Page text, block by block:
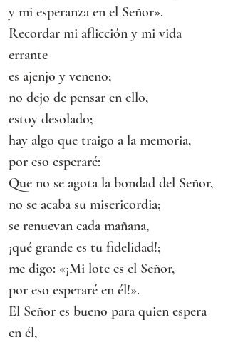
y mi esperanza en el Señor».
Recordar mi aflicción y mi vida
errante
es ajenjo y veneno;
no dejo de pensar en ello,
estoy desolado;
hay algo que traigo a la memoria,
por eso esperaré:
Que no se agota la bondad del Señor,
no se acaba su misericordia;
se renuevan cada mañana,
¡qué grande es tu fidelidad!;
me digo: «¡Mi lote es el Señor,
por eso esperaré en él!».
El Señor es bueno para quien espera
en él,